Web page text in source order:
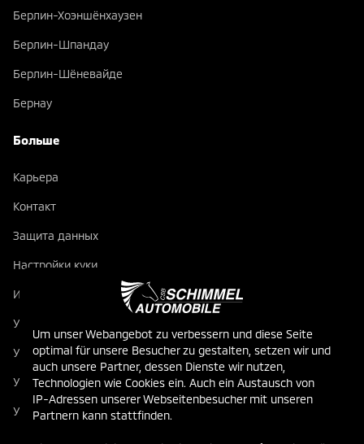
Берлин-Хоэншёнхаузен
Берлин-Шпандау
Берлин-Шёневайде
Бернау
Больше
Карьера
Контакт
Защита данных
Настройки куки
Импринт
Условия ремонта автомобилей
Условия продажи новых автомобилей
Условия продажи подержанных автомобилей
Условия продажи запчастей
Um unser Webangebot zu verbessern und diese Seite
optimal für unsere Besucher zu gestalten, setzen wir und
auch unsere Partner, dessen Dienste wir nutzen,
Technologien wie Cookies ein. Auch ein Austausch von
IP-Adressen unserer Webseitenbesucher mit unseren
Partnern kann stattfinden.